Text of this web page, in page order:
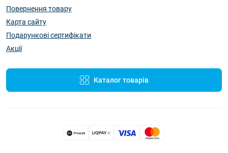
Повернення товару
Карта сайту
Подарункові сертифікати
Акції
Каталог товарів